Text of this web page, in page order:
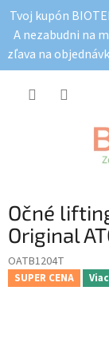
obsah
Tvoj kupón
A nezabudni na
zľava na
Očné
Original
OATB1204T
SUPER CENA